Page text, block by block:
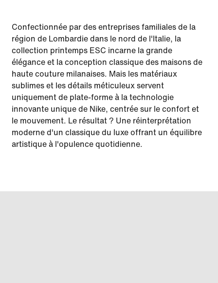
Confectionnée par des entreprises familiales de la
région de Lombardie dans le nord de l'Italie, la
collection printemps ESC incarne la grande
élégance et la conception classique des maisons de
haute couture milanaises. Mais les matériaux
sublimes et les détails méticuleux servent
uniquement de plate-forme à la technologie
innovante unique de Nike, centrée sur le confort et
le mouvement. Le résultat ? Une réinterprétation
moderne d'un classique du luxe offrant un équilibre
artistique à l'opulence quotidienne.